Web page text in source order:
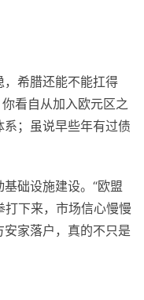
希腊还能不能扛得
看自从加入欧元区之
；虽说早些年有过债
础设施建设。“欧盟
打下来，市场信心慢慢
家落户，真的不只是